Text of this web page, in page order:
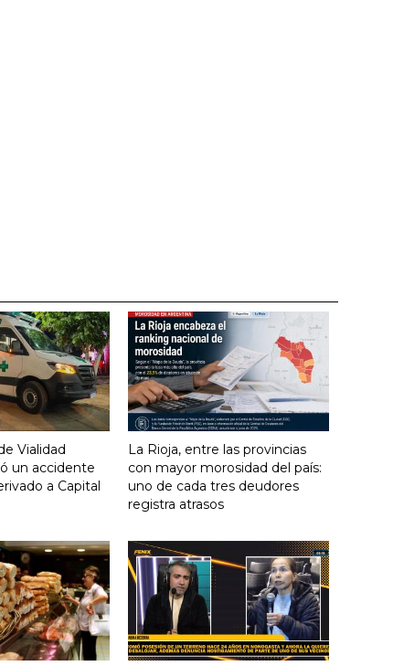
Vialidad
un accidente
a Capital
La Rioja, entre las provincias
con mayor morosidad del país:
uno de cada tres deudores
registra atrasos